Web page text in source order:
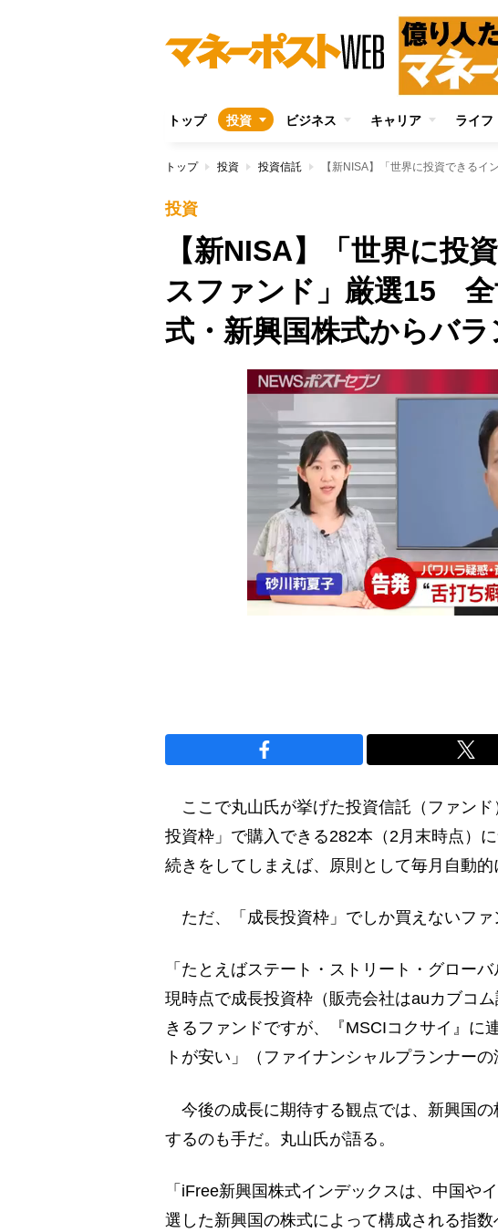
トップ 投資 ビジネス キャリア ライフ
トップ 投資 投資信託
投資
【新NISA】「世界に投
スファンド」厳選15 全
式・新興国株式からバ
ここで丸山氏が挙げた投資信託（ファン
投資枠」で購入できる282本（2月末時点）
続きをしてしまえば、原則として毎月自動的
ただ、「成長投資枠」でしか買えないファ
「たとえばステート・ストリート・グロー
現時点で成長投資枠（販売会社はauカブコ
きるファンドですが、『MSCIコクサイ』に
トが安い」（ファイナンシャルプランナーの
今後の成長に期待する観点では、新興国
するのも手だ。丸山氏が語る。
「iFree新興国株式インデックスは、中国や
選した新興国の株式によって構成される指